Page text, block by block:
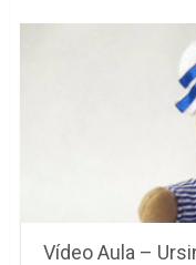
Vídeo Aula –